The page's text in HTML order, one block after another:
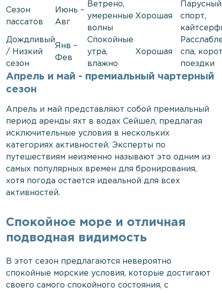
Сезон
пассатов
Июнь –
Авг
Ветрено,
умеренные
волны
Хорошая
Парусный
спорт,
Дождливый
/ Низкий
сезон
Янв –
Фев
Спокойные
утра,
влажно
Хорошая
спа,
поездки
Апрель и май - премиальный чартерный
сезон
Апрель и май представляют собой премиальный
период аренды яхт в водах Сейшел, предлагая
исключительные условия в нескольких
категориях активностей. Эксперты по
путешествиям неизменно называют это одним из
самых популярных времен для бронирования,
хотя погода остается идеальной для всех
активностей.
Спокойное море и отличная
подводная видимость
В этот сезон предлагаются невероятно
спокойные морские условия, которые достигают
своего самого спокойного состояния, с